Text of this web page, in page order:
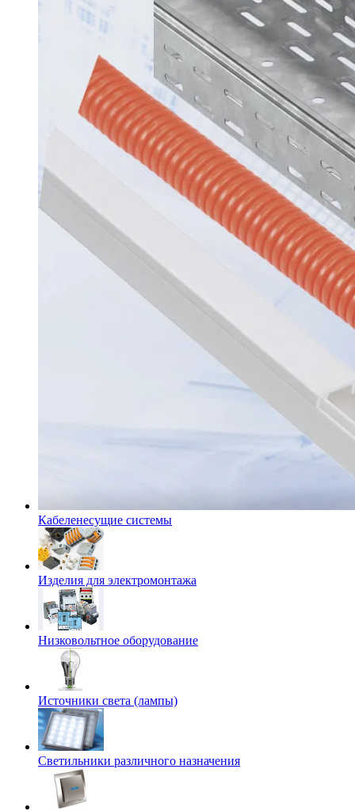
Кабеленесущие системы
Изделия для электромонтажа
Низковольтное оборудование
Источники света (лампы)
Светильники различного назначения